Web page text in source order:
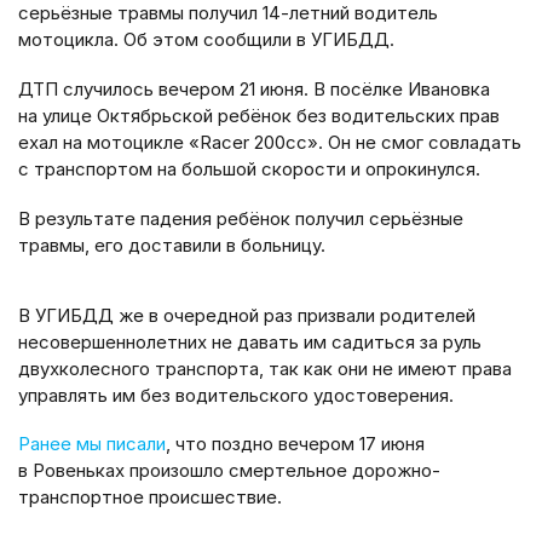
серьёзные травмы получил 14-летний водитель
мотоцикла. Об этом сообщили в УГИБДД.
ДТП случилось вечером 21 июня. В посёлке Ивановка
на улице Октябрьской ребёнок без водительских прав
ехал на мотоцикле «Racer 200cc». Он не смог совладать
с транспортом на большой скорости и опрокинулся.
В результате падения ребёнок получил серьёзные
травмы, его доставили в больницу.
В УГИБДД же в очередной раз призвали родителей
несовершеннолетних не давать им садиться за руль
двухколесного транспорта, так как они не имеют права
управлять им без водительского удостоверения.
Ранее мы писали, что поздно вечером 17 июня
в Ровеньках произошло смертельное дорожно-
транспортное происшествие.